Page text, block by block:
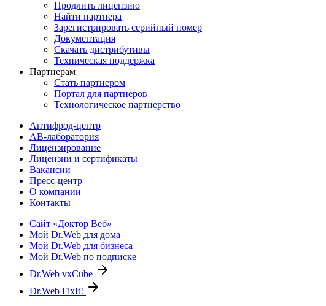
Продлить лицензию
Найти партнера
Зарегистрировать серийный номер
Документация
Скачать дистрибутивы
Техническая поддержка
Партнерам
Стать партнером
Портал для партнеров
Технологическое партнерство
Антифрод-центр
АВ-лаборатория
Лицензирование
Лицензии и сертификаты
Вакансии
Пресс-центр
О компании
Контакты
Сайт «Доктор Веб»
Мой Dr.Web для дома
Мой Dr.Web для бизнеса
Мой Dr.Web по подписке
Dr.Web vxCube
Dr.Web FixIt!